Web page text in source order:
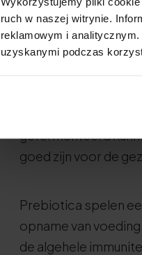
ruch w naszej witrynie.
reklamowym i
uzyskanymi podczas
Wat is
Een prebioticum is
De meeste
gefermenteerd
goed zijn voor de
Prebiotica spelen
opname van
de algehele